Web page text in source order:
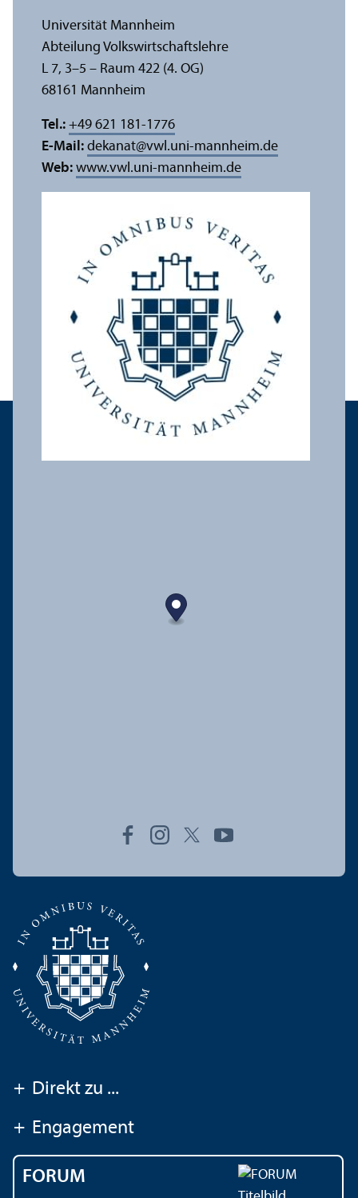
Universität Mannheim
Abteilung Volkswirtschafts­lehre
L 7, 3–5 – Raum 422 (4. OG)
68161 Mannheim
Tel.: +49 621 181-1776
E-Mail: dekanat@vwl.uni-mannheim.de
Web: www.vwl.uni-mannheim.de
+ Direkt zu ...
+ Engagement
FORUM